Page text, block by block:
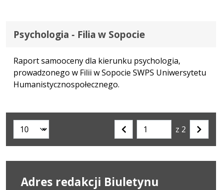
Psychologia - Filia w Sopocie
Raport samooceny dla kierunku psychologia,
prowadzonego w Filii w Sopocie SWPS Uniwersytetu
Humanistycznospołecznego.
Liczba artykułów na stronie:
Poprzednia
Przejdź
do
strony
z 2
Adres redakcji Biuletynu